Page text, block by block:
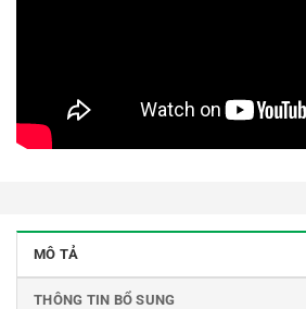
MÔ TẢ
THÔNG TIN BỔ SUNG